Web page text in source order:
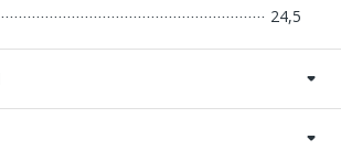
24,5